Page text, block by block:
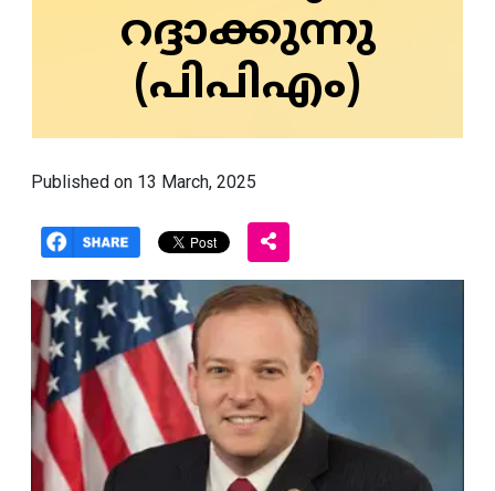
റദ്ദാക്കുന്നു
(പിപിഎം)
Published on 13 March, 2025